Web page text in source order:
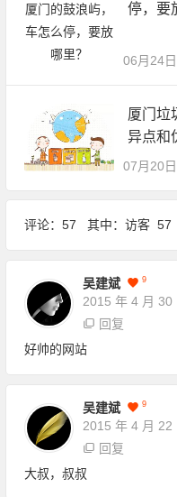
停，要
06月24日
厦门垃
异点和
07月20日
评论：57 其中：访客
吴建斌 9
2015 年 4 月 30
回复
好帅的网站
吴建斌 9
2015 年 4 月 22
回复
大叔，叔叔